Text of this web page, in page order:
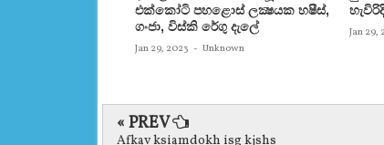
එක්‌කෝටි පහළොස්‌ ලක්‍ෂයක හෂීස්‌,
ගංජා, විස්‌කි රේගු දැලේ
Jan 29, 2023 - Unknown
Jan 29,
« PREV
Afkav ksiamdokh isg kjshs